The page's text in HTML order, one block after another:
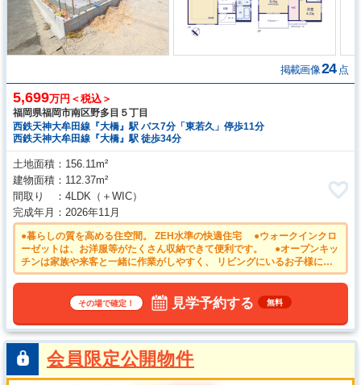
掲載画像24 点
5,699万円＜税込＞
福岡県福岡市南区野多目５丁目
西鉄天神大牟田線『大橋』駅 バス7分「東若久」停歩11分
西鉄天神大牟田線『大橋』駅 徒歩34分
土地面積
156.11m²
建物面積
112.37m²
間取り
4LDK （＋WIC）
完成年月
2026年11月
●暮らしの質を高める住空間。 ZEH水準の快適住宅 ●ウォークインクロ
ーゼットは、お洋服等がたくさん収納できて便利です。 ●オープンキッ
チンは家族や来客と一緒に作業がしやすく、 リビングにいるお子様にも
目が届きます。
その場で確定！ 見学予約する 無料
会員限定公開物件